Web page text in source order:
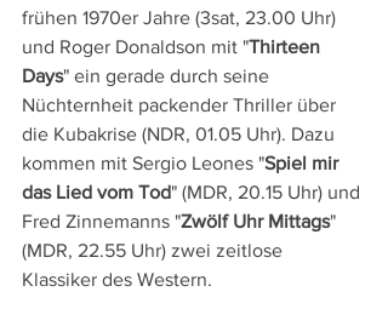
frühen 1970er Jahre (3sat, 23.00 Uhr)
und Roger Donaldson mit "Thirteen
Days" ein gerade durch seine
Nüchternheit packender Thriller über
die Kubakrise (NDR, 01.05 Uhr). Dazu
kommen mit Sergio Leones "Spiel mir
das Lied vom Tod" (MDR, 20.15 Uhr) und
Fred Zinnemanns "Zwölf Uhr Mittags"
(MDR, 22.55 Uhr) zwei zeitlose
Klassiker des Western.